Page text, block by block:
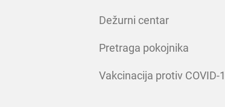
Dežurni centar
Pretraga pokojnika
Vakcinacija protiv COVID-